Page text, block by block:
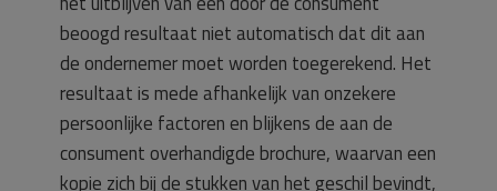
beoogd resultaat niet automatisch dat dit aan
de ondernemer moet worden toegerekend. Het
resultaat is mede afhankelijk van onzekere
persoonlijke factoren en blijkens de aan de
consument overhandigde brochure, waarvan een
kopie zich bij de stukken van het geschil bevindt,